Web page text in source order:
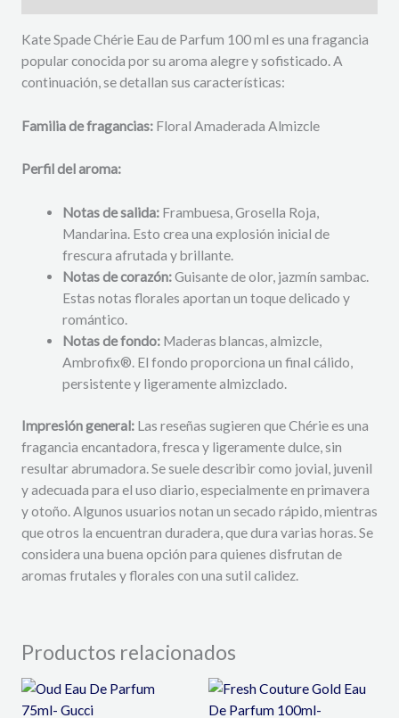
Kate Spade Chérie Eau de Parfum 100 ml es una fragancia
popular conocida por su aroma alegre y sofisticado. A
continuación, se detallan sus características:
Familia de fragancias: Floral Amaderada Almizcle
Perfil del aroma:
Notas de salida: Frambuesa, Grosella Roja,
Mandarina. Esto crea una explosión inicial de
frescura afrutada y brillante.
Notas de corazón:Guisante de olor, jazmín sambac.
Estas notas florales aportan un toque delicado y
romántico.
Notas de fondo: Maderas blancas, almizcle,
Ambrofix®. El fondo proporciona un final cálido,
persistente y ligeramente almizclado.
Impresión general:Las reseñas sugieren que Chérie es una
fragancia encantadora, fresca y ligeramente dulce, sin
resultar abrumadora. Se suele describir como jovial, juvenil
y adecuada para el uso diario, especialmente en primavera
y otoño. Algunos usuarios notan un secado rápido, mientras
que otros la encuentran duradera, que dura varias horas. Se
considera una buena opción para quienes disfrutan de
aromas frutales y florales con una sutil calidez.
Productos relacionados